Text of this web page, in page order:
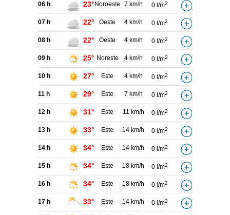
06 h 23° Noroeste 7 km/h 0 l/m2
07 h 22° Oeste 4 km/h 0 l/m2
08 h 22° Oeste 4 km/h 0 l/m2
09 h 25° Noreste 4 km/h 0 l/m2
10 h 27° Este 4 km/h 0 l/m2
11 h 29° Este 7 km/h 0 l/m2
12 h 31° Este 11 km/h 0 l/m2
13 h 33° Este 14 km/h 0 l/m2
14 h 34° Este 14 km/h 0 l/m2
15 h 34° Este 18 km/h 0 l/m2
16 h 34° Este 18 km/h 0 l/m2
17 h 33° Este 14 km/h 0 l/m2